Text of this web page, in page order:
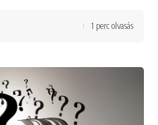
1 perc olvasás